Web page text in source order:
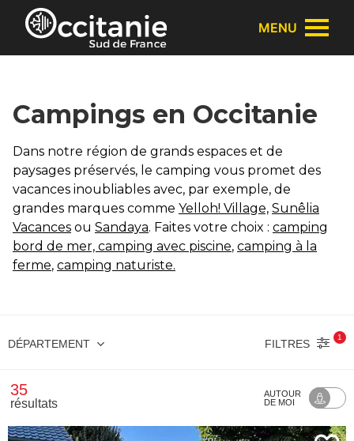
Panneau de gestion des cookies
MENU
Campings en Occitanie
Dans notre région de grands espaces et de
paysages préservés, le camping vous promet des
vacances inoubliables avec, par exemple, de
grandes marques comme Yelloh! Village, Sunêlia
Vacances ou Sandaya. Faites votre choix : camping
bord de mer, camping avec piscine, camping à la
ferme, camping naturiste.
DÉPARTEMENT FILTRES
1
35
résultats
AUTOUR
DE MOI